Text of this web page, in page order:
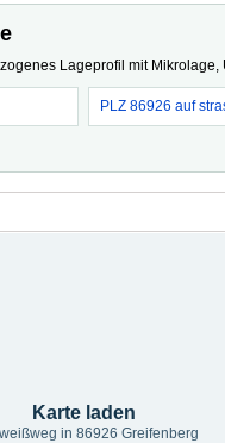
Lageprofil mit Mikrolage,
PLZ 86926 auf
Karte laden
in 86926 Greifenberg